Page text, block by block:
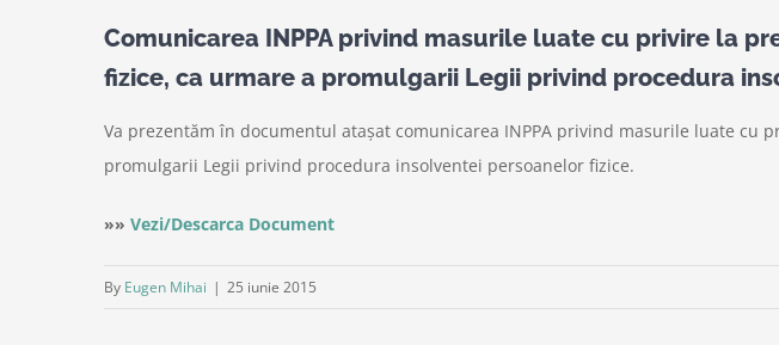
Comunicarea INPPA privind masurile luate cu privire la
fizice, ca urmare a promulgarii Legii privind procedura
Va prezentăm în documentul atașat comunicarea INPPA privind masurile luate
promulgarii Legii privind procedura insolventei persoanelor fizice.
»» Vezi/Descarca Document
By Eugen Mihai | 25 iunie 2015